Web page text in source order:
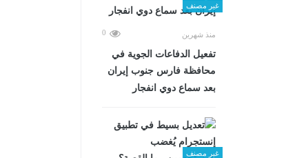
غير مصنف
منذ شهرين 0
تفعيل الدفاعات الجوية في
محافظة فارس جنوب إيران
بعد سماع دوي انفجار
غير مصنف